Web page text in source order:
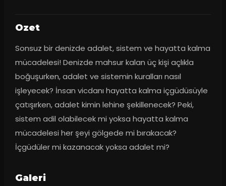
Ozet
Sonsuz bir denizde adalet, sistem ve hayatta kalma
mücadelesi! Denizde mahsur kalan üç kişi açlıkla
boğuşurken, adalet ve sistemin kuralları nasıl
işleyecek? İnsan vicdanı hayatta kalma içgüdüsüyle
çatışırken, adalet kimin lehine şekillenecek? Peki,
sistem adil olabilecek mi yoksa hayatta kalma
mücadelesi her şeyi gölgede mi bırakacak?
İçgüdüler mi kazanacak yoksa adalet mi?
Galeri